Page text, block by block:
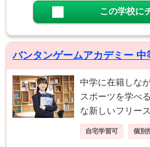
この学校に
バンタンゲームアカデミー 中
中学に在籍しな
スポーツを学べ
な新しいフリー
自宅学習可 個別